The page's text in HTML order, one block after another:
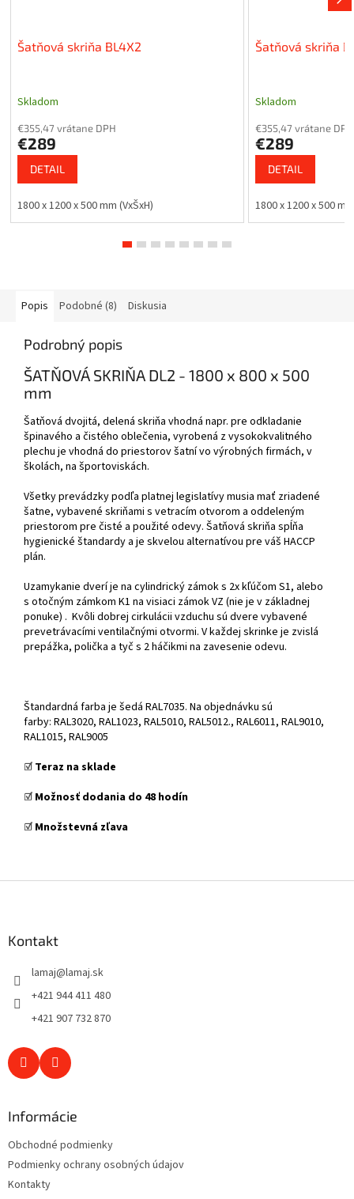
Šatňová skriňa BL4X2
Skladom
€355,47 vrátane DPH
€289
DETAIL
1800 x 1200 x 500 mm (VxŠxH)
Šatňová skriňa
Skladom
€355,47 vrátane DPH
€289
DETAIL
1800 x 1200 x 500
Popis Podobné (8) Diskusia
Podrobný popis
ŠATŇOVÁ SKRIŇA DL2 - 1800 x 800 x 500
mm
Šatňová dvojitá, delená skriňa vhodná napr. pre odkladanie
špinavého a čistého oblečenia, vyrobená z vysokokvalitného
plechu je vhodná do priestorov šatní vo výrobných firmách, v
školách, na športoviskách.
Všetky prevádzky podľa platnej legislatívy musia mať zriadené
šatne, vybavené skriňami s vetracím otvorom a oddeleným
priestorom pre čisté a použité odevy. Šatňová skriňa spĺňa
hygienické štandardy a je skvelou alternatívou pre váš HACCP
plán.
Uzamykanie dverí je na cylindrický zámok s 2x kľúčom S1, alebo
s otočným zámkom K1 na visiaci zámok VZ (nie je v základnej
ponuke) . Kvôli dobrej cirkulácii vzduchu sú dvere vybavené
prevetrávacími ventilačnými otvormi. V každej skrinke je zvislá
prepážka, polička a tyč s 2 háčikmi na zavesenie odevu.
Štandardná farba je šedá RAL7035. Na objednávku sú
farby: RAL3020, RAL1023, RAL5010, RAL5012., RAL6011, RAL9010,
RAL1015, RAL9005
☑️ Teraz na sklade
☑️ Možnosť dodania do 48 hodín
☑️ Množstevná zľava
Kontakt
lamaj@lamaj.sk
+421 944 411 480
+421 907 732 870
Informácie
Obchodné podmienky
Podmienky ochrany osobných údajov
Kontakty